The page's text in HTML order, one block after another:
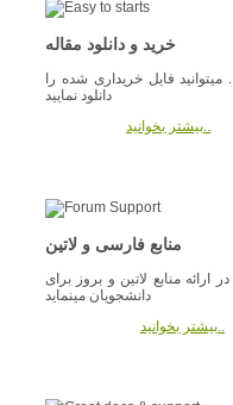
خرید و دانلود مقاله
فایل خریداری شده را
دانلود نمایید
بیشتر بخوانید..
منابع فارسی و لاتین
در ارائه منابع لاتین و بروز برای
دانشجویان مینماید
بیشتر بخوانید..